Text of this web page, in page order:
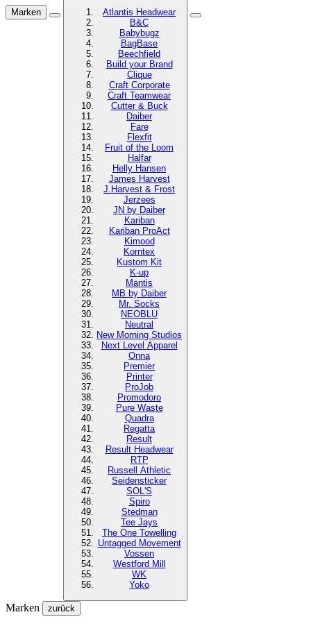
Marken
Atlantis Headwear
B&C
Babybugz
BagBase
Beechfield
Build your Brand
Clique
Craft Corporate
Craft Teamwear
Cutter & Buck
Daiber
Fare
Flexfit
Fruit of the Loom
Halfar
Helly Hansen
James Harvest
J.Harvest & Frost
Jerzees
JN by Daiber
Kariban
Kariban ProAct
Kimood
Korntex
Kustom Kit
K-up
Mantis
MB by Daiber
Mr. Socks
NEOBLU
Neutral
New Morning Studios
Next Level Apparel
Onna
Premier
Printer
ProJob
Promodoro
Pure Waste
Quadra
Regatta
Result
Result Headwear
RTP
Russell Athletic
Seidensticker
SOL'S
Spiro
Stedman
Tee Jays
The One Towelling
Untagged Movement
Vossen
Westford Mill
WK
Yoko
Marken zurück